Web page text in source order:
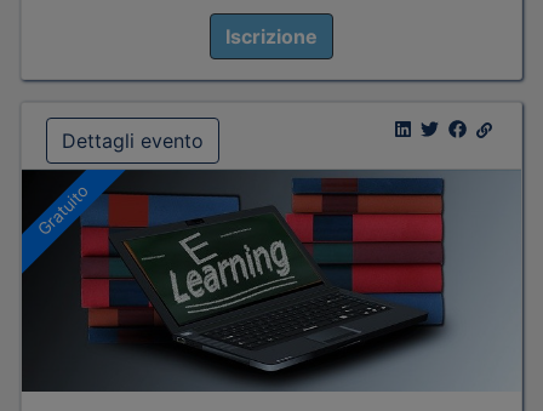
Iscrizione
Dettagli evento
Gratuito